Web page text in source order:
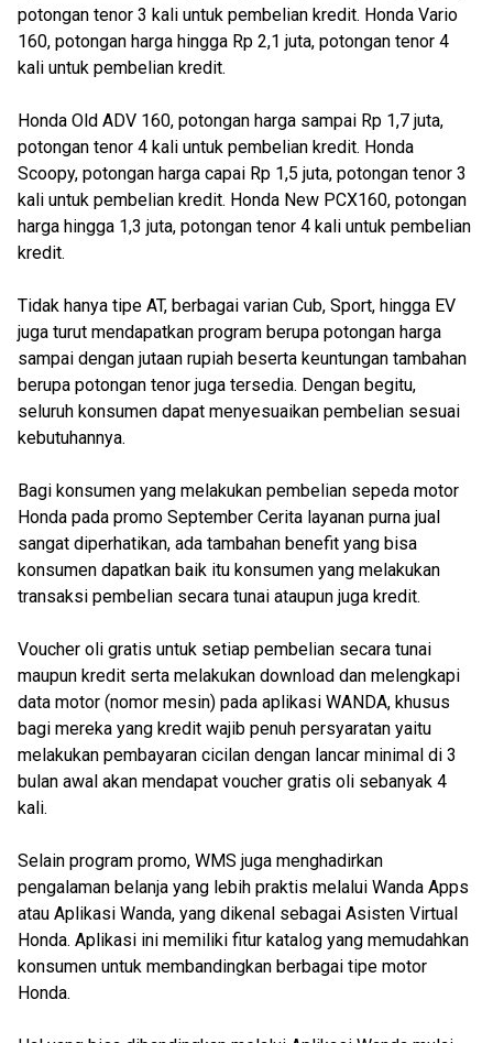
potongan tenor 3 kali untuk pembelian kredit. Honda Vario
160, potongan harga hingga Rp 2,1 juta, potongan tenor 4
kali untuk pembelian kredit.
Honda Old ADV 160, potongan harga sampai Rp 1,7 juta,
potongan tenor 4 kali untuk pembelian kredit. Honda
Scoopy, potongan harga capai Rp 1,5 juta, potongan tenor 3
kali untuk pembelian kredit. Honda New PCX160, potongan
harga hingga 1,3 juta, potongan tenor 4 kali untuk pembelian
kredit.
Tidak hanya tipe AT, berbagai varian Cub, Sport, hingga EV
juga turut mendapatkan program berupa potongan harga
sampai dengan jutaan rupiah beserta keuntungan tambahan
berupa potongan tenor juga tersedia. Dengan begitu,
seluruh konsumen dapat menyesuaikan pembelian sesuai
kebutuhannya.
Bagi konsumen yang melakukan pembelian sepeda motor
Honda pada promo September Cerita layanan purna jual
sangat diperhatikan, ada tambahan benefit yang bisa
konsumen dapatkan baik itu konsumen yang melakukan
transaksi pembelian secara tunai ataupun juga kredit.
Voucher oli gratis untuk setiap pembelian secara tunai
maupun kredit serta melakukan download dan melengkapi
data motor (nomor mesin) pada aplikasi WANDA, khusus
bagi mereka yang kredit wajib penuh persyaratan yaitu
melakukan pembayaran cicilan dengan lancar minimal di 3
bulan awal akan mendapat voucher gratis oli sebanyak 4
kali.
Selain program promo, WMS juga menghadirkan
pengalaman belanja yang lebih praktis melalui Wanda Apps
atau Aplikasi Wanda, yang dikenal sebagai Asisten Virtual
Honda. Aplikasi ini memiliki fitur katalog yang memudahkan
konsumen untuk membandingkan berbagai tipe motor
Honda.